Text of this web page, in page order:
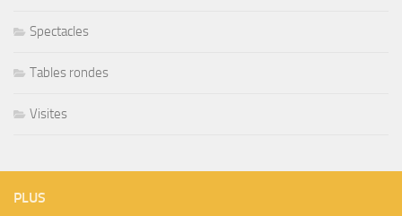
Spectacles
Tables rondes
Visites
PLUS